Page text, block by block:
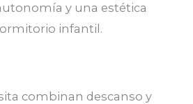
y una estética
infantil.
combinan descanso y